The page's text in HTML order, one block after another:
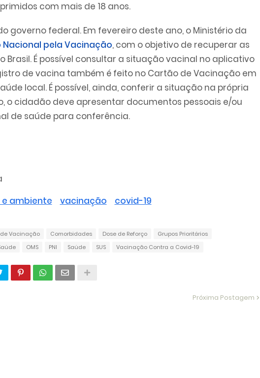
com mais de 18 anos.
governo federal. Em fevereiro deste ano, o Ministério da
Nacional pela Vacinação, com o objetivo de recuperar as
Brasil. É possível consultar a situação vacinal no aplicativo
de vacina também é feito no Cartão de Vacinação em
local. É possível, ainda, conferir a situação na própria
o cidadão deve apresentar documentos pessoais e/ou
de saúde para conferência.
ambiente vacinação covid-19
Vacinação Comorbidades Dose de Reforço
Grupos Prioritários
OMS PNI Saúde SUS Vacinação Contra a Covid-19
Próxima Postagem